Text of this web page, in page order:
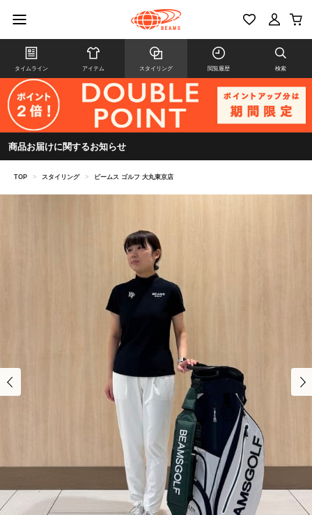
タイムライン アイテム スタイリング 閲覧履歴 検索
商品お届けに関するお知らせ
TOP > スタイリング > ビームス ゴルフ 大丸東京店